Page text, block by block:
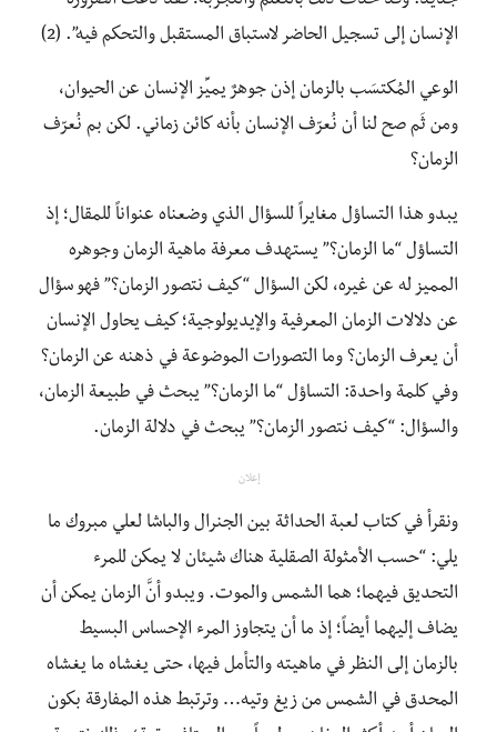
الإنسان إلى تسجيل الحاضر لاستباق المستقبل والتحكم فيه”. (2)
الوعي المُكتسَب بالزمان إذن جوهرٌ يميِّز الإنسان عن الحيوان،
ومن ثَم صح لنا أن نُعرّف الإنسان بأنه كائن زماني. لكن بم نُعرّف
الزمان؟
يبدو هذا التساؤل مغايراً للسؤال الذي وضعناه عنواناً للمقال؛ إذ
التساؤل “ما الزمان؟” يستهدف معرفة ماهية الزمان وجوهره
المميز له عن غيره، لكن السؤال “كيف نتصور الزمان؟” فهو سؤال
عن دلالات الزمان المعرفية والإيديولوجية؛ كيف يحاول الإنسان
أن يعرف الزمان؟ وما التصورات الموضوعة في ذهنه عن الزمان؟
وفي كلمة واحدة: التساؤل “ما الزمان؟” يبحث في طبيعة الزمان،
والسؤال: “كيف نتصور الزمان؟” يبحث في دلالة الزمان.
إعلان
ونقرأ في كتاب لعبة الحداثة بين الجنرال والباشا لعلي مبروك ما
يلي: “حسب الأمثولة الصقلية هناك شيئان لا يمكن للمرء
التحديق فيهما؛ هما الشمس والموت. ويبدو أنَّ الزمان يمكن أن
يضاف إليهما أيضاً؛ إذ ما أن يتجاوز المرء الإحساس البسيط
بالزمان إلى النظر في ماهيته والتأمل فيها، حتى يغشاه ما يغشاه
المحدق في الشمس من زيغ وتيه… وترتبط هذه المفارقة بكون